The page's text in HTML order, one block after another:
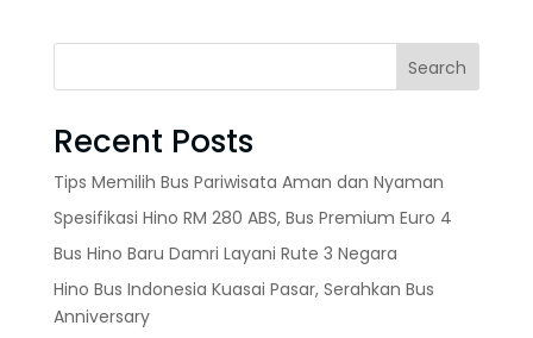
Search
Recent Posts
Tips Memilih Bus Pariwisata Aman dan Nyaman
Spesifikasi Hino RM 280 ABS, Bus Premium Euro 4
Bus Hino Baru Damri Layani Rute 3 Negara
Hino Bus Indonesia Kuasai Pasar, Serahkan Bus
Anniversary